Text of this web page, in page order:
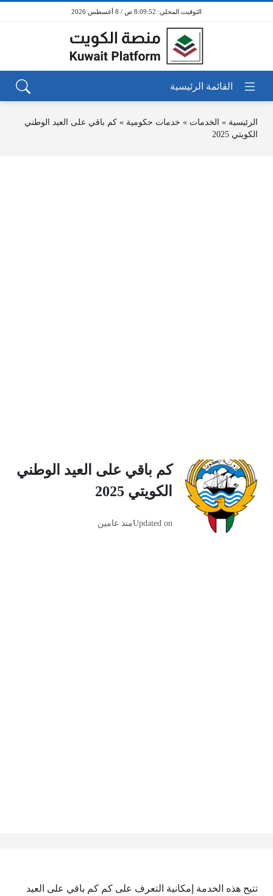
8:09:52 ص / 8 أغسطس 2026
الرئيسية » الخدمات » خدمات حكومية » كم باقي على العيد الوطني
الكويتي 2025
كم باقي على العيد الوطني
الكويتي 2025
Updated onمنذ عامين
تتيح هذه الخدمة إمكانية التعرف على كم كم باقي على العيد